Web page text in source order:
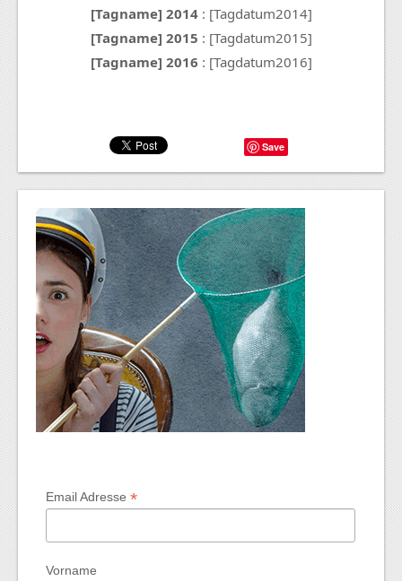
[Tagname] 2014 : [Tagdatum2014]
[Tagname] 2015 : [Tagdatum2015]
[Tagname] 2016 : [Tagdatum2016]
Save
Email Adresse*
Vorname